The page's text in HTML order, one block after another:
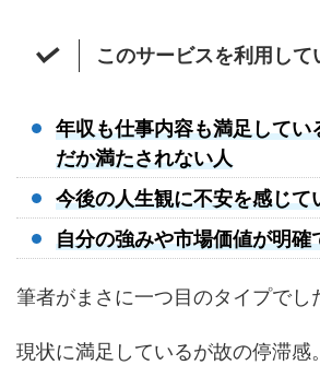
このサービスを利用して
年収も仕事内容も満足してい
だか満たされない人
今後の人生観に不安を感じて
自分の強みや市場価値が明確
筆者がまさに一つ目のタイプでし
現状に満足しているが故の停滞感。